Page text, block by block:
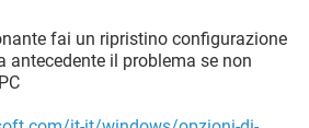
fai un ripristino configurazione
antecedente il problema se non